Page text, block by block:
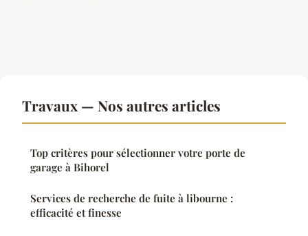
Travaux — Nos autres articles
Top critères pour sélectionner votre porte de
garage à Bihorel
Services de recherche de fuite à libourne :
efficacité et finesse